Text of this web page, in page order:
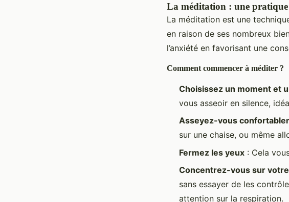
La méditation : une
La méditation est une
en raison de ses nombreux
l’anxiété en favorisant une
Comment commencer à méditer ?
Choisissez un moment et
vous asseoir en silence,
Asseyez-vous
sur une chaise, ou même
Fermez les yeux : Cela
Concentrez-vous sur
sans essayer de les
attention sur la respiration.